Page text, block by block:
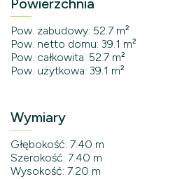
Powierzchnia
Pow. zabudowy: 52.7 m²
Pow. netto domu: 39.1 m²
Pow. całkowita: 52.7 m²
Pow. użytkowa: 39.1 m²
Wymiary
Głębokość: 7.40 m
Szerokość: 7.40 m
Wysokość: 7.20 m